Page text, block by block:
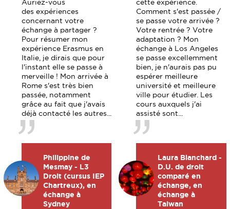
Auriez-vous
des expériences
concernant votre
échange à partager ?
Pour résumer mon
expérience Erasmus en
Italie, je dirais que pour
l'instant elle se passe à
merveille ! Mon arrivée à
Rome s'est très bien
passée, notamment
grâce au fait que j'avais
déjà contacté les autres...
cette expérience.
Comment s'est passée /
se passe votre arrivée ?
Votre rentrée ? Votre
adaptation ? Mon
échange à Los Angeles
se passe excellemment
bien, je n'aurais pas pu
espérer meilleure
université et meilleure
ville pour étudier. Les
cours auxquels j'ai
assisté sont...
Philippine de
Mesmay - L3
Droit (cursus IEP
Chartreux), en
échange à
Sydney
Laura Blanchard -
D.U. de droit
comparé en
échange, en
échange à
Taiwan